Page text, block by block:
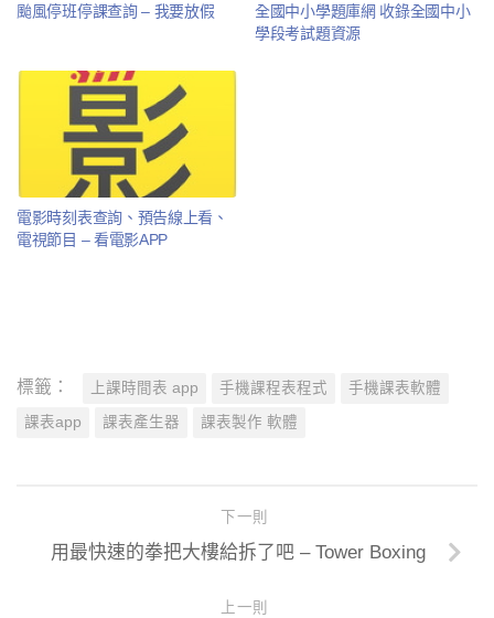
颱風停班停課查詢 – 我要放假
全國中小學題庫網 收錄全國中小
學段考試題資源
電影時刻表查詢、預告線上看、
電視節目 – 看電影APP
標籤： 上課時間表 app 手機課程表程式 手機課表軟體
課表app 課表產生器 課表製作 軟體
下一則
用最快速的拳把大樓給拆了吧 – Tower Boxing
上一則